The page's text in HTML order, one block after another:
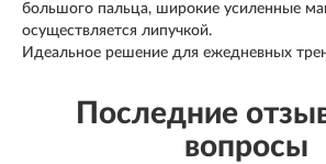
большого пальца, широкие усиленные
осуществляется липучкой.
Идеальное решение для ежедневных
Последние
вопросы